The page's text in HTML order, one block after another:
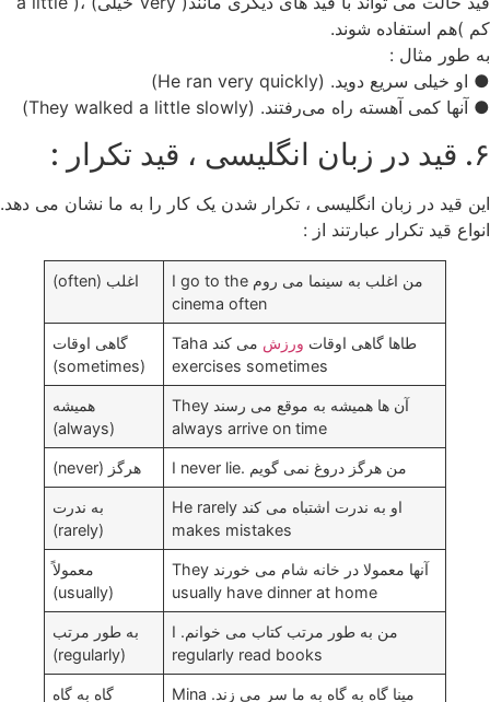
کم )هم استفاده شوند.
به طور مثال :
● او خیلی سریع دوید. (He ran very quickly)
● آنها کمی آهسته راه می‌رفتند. (They walked a little slowly)
۶. قید در زبان انگلیسی ، قید تکرار :
این قید در زبان انگلیسی ، تکرار شدن یک کار را به ما نشان می دهد.
انواع قید تکرار عبارتند از :
من اغلب به سینما می روم I go to the
cinema often
اغلب (often)
طاها گاهی اوقات ورزش
می کند Taha
exercises sometimes
گاهی اوقات
(sometimes)
آن ها همیشه به موقع می رسند They
always arrive on time
همیشه
(always)
من هرگز دروغ نمی گویم .I never lie هرگز (never)
او به ندرت اشتباه می کند He rarely
makes mistakes
به ندرت
(rarely)
آنها معمولا در خانه شام می خورند They
usually have dinner at home
معمولاً
(usually)
من به طور مرتب کتاب می خوانم. I
regularly read books
به طور مرتب
(regularly)
مینا گاه به گاه به ما سر می زند. Mina
گاه به گاه